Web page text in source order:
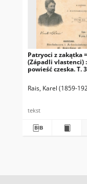
Patryoci z zakątka =
(Západli vlastenci) :
powieść czeska. T. 3
Rais, Karel (1859-
tekst